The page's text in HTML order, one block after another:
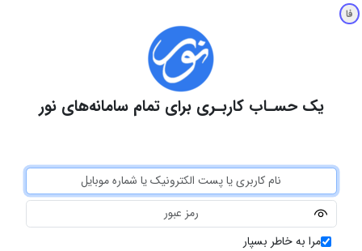
فا
یک حسـاب کاربـری برای تمام سامانه‌های نور
مرا به خاطر بسپار